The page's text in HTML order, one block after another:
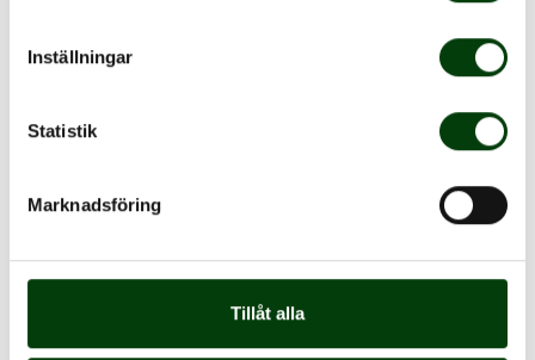
Inställningar
Statistik
Marknadsföring
Tillåt alla
konkurrensfördel, mot bakgrund av att klimatet är en
Men också att kollektivtrafikens minimala
klimatpåverkan måste få ett större fokus och bättre
kännedom.